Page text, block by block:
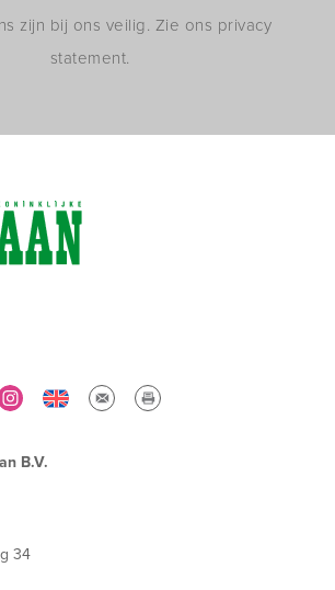
zijn bij ons veilig. Zie ons privacy
statement.
B.V.
34